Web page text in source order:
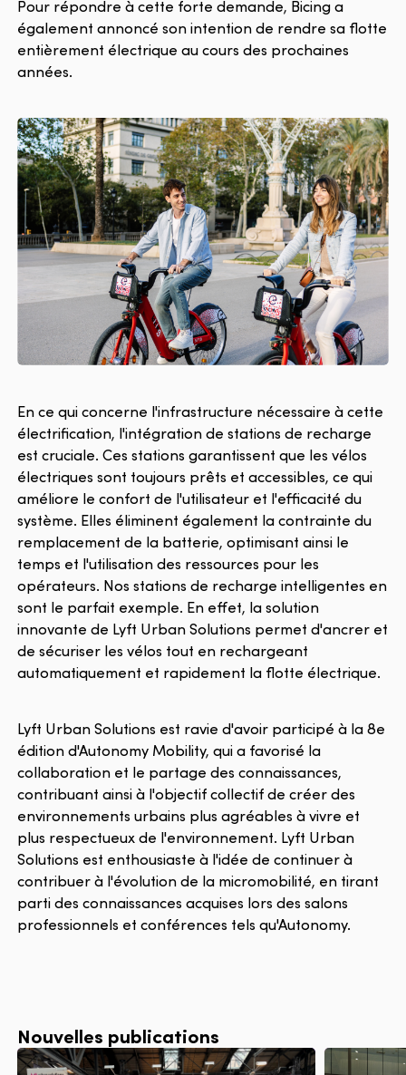
Pour répondre à cette forte demande, Bicing a
également annoncé son intention de rendre sa flotte
entièrement électrique au cours des prochaines
années.
En ce qui concerne l'infrastructure nécessaire à cette
électrification, l'intégration de stations de recharge
est cruciale. Ces stations garantissent que les vélos
électriques sont toujours prêts et accessibles, ce qui
améliore le confort de l'utilisateur et l'efficacité du
système. Elles éliminent également la contrainte du
remplacement de la batterie, optimisant ainsi le
temps et l'utilisation des ressources pour les
opérateurs. Nos stations de recharge intelligentes en
sont le parfait exemple. En effet, la solution
innovante de Lyft Urban Solutions permet d'ancrer et
de sécuriser les vélos tout en rechargeant
automatiquement et rapidement la flotte électrique.
Lyft Urban Solutions est ravie d'avoir participé à la 8e
édition d'Autonomy Mobility, qui a favorisé la
collaboration et le partage des connaissances,
contribuant ainsi à l'objectif collectif de créer des
environnements urbains plus agréables à vivre et
plus respectueux de l'environnement. Lyft Urban
Solutions est enthousiaste à l'idée de continuer à
contribuer à l'évolution de la micromobilité, en tirant
parti des connaissances acquises lors des salons
professionnels et conférences tels qu'Autonomy.
Nouvelles publications